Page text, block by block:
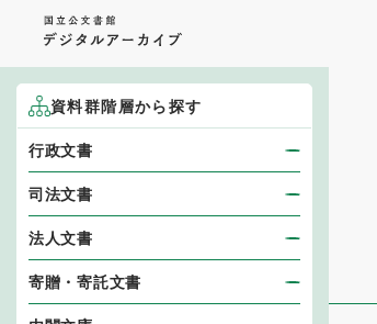
資料群階層から探す
行政文書
司法文書
法人文書
寄贈・寄託文書